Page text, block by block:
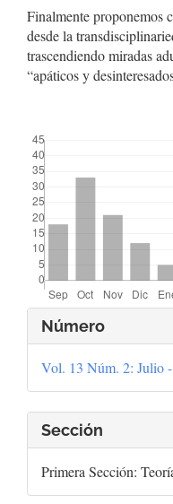
Finalmente proponemos
desde la
trascendiendo miradas
“apáticos y
Detalles
del
artículo
Número
Vol. 13 Núm. 2: Julio
Sección
Primera Sección: